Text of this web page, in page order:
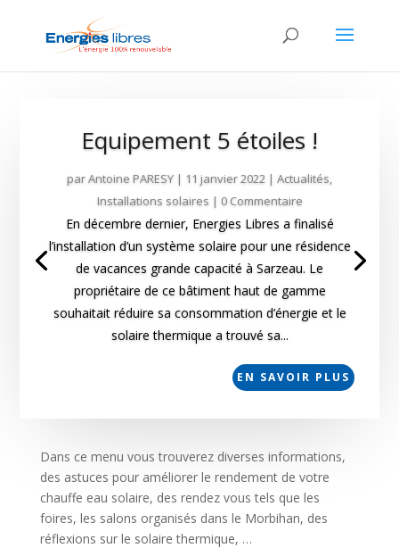
Equipement 5 étoiles !
parAntoine PARESY | 11 janvier 2022 | Actualités,
Installations solaires | 0 Commentaire
En décembre dernier, Energies Libres a finalisé
l’installation d’un système solaire pour une résidence
de vacances grande capacité à Sarzeau. Le
propriétaire de ce bâtiment haut de gamme
souhaitait réduire sa consommation d’énergie et le
solaire thermique a trouvé sa...
EN SAVOIR PLUS
Dans ce menu vous trouverez diverses informations,
des astuces pour améliorer le rendement de votre
chauffe eau solaire, des rendez vous tels que les
foires, les salons organisés dans le Morbihan, des
réflexions sur le solaire thermique, …